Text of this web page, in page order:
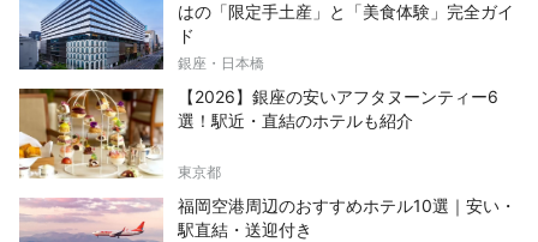
はの「限定手土産」と「美食体験」完全ガイ
ド
銀座・日本橋
【2026】銀座の安いアフタヌーンティー6
選！駅近・直結のホテルも紹介
東京都
福岡空港周辺のおすすめホテル10選｜安い・
駅直結・送迎付き